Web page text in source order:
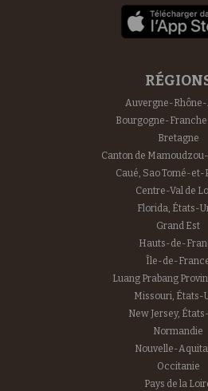
Auvergne-Rhône-
Bourgogne-
Bretagne
Canton de
Caué, Sao Tomé-et-
Centre-Val de
Florida, États-
Grand Est
Hauts-de-
Île-de-
Luang Prabang
Missouri, États-
New Jersey,
Normandie
Nouvelle-
Occitanie
Pays de la